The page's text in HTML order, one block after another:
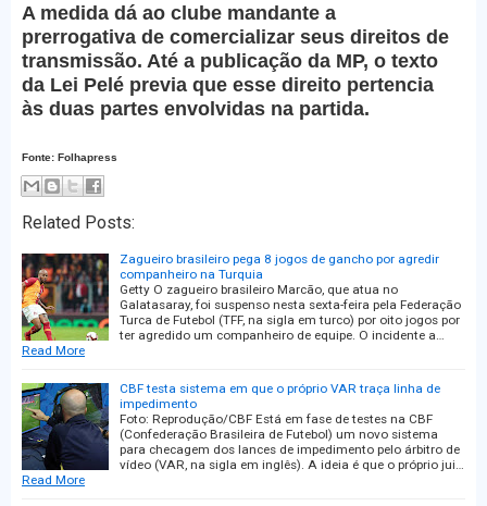
A medida dá ao clube mandante a
prerrogativa de comercializar seus direitos de
transmissão. Até a publicação da MP, o texto
da Lei Pelé previa que esse direito pertencia
às duas partes envolvidas na partida.
Fonte: Folhapress
Related Posts:
Zagueiro brasileiro pega 8 jogos de gancho por agredir
companheiro na Turquia
Getty O zagueiro brasileiro Marcão, que atua no
Galatasaray, foi suspenso nesta sexta-feira pela Federação
Turca de Futebol (TFF, na sigla em turco) por oito jogos por
ter agredido um companheiro de equipe. O incidente a…
Read More
CBF testa sistema em que o próprio VAR traça linha de
impedimento
Foto: Reprodução/CBF Está em fase de testes na CBF
(Confederação Brasileira de Futebol) um novo sistema
para checagem dos lances de impedimento pelo árbitro de
vídeo (VAR, na sigla em inglês). A ideia é que o próprio jui…
Read More